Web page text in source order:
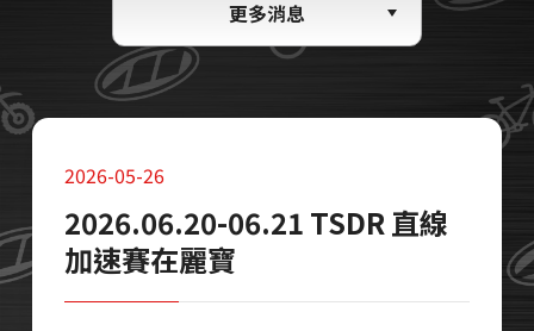
更多消息
2026-05-26
2026.06.20-06.21 TSDR 直線
加速賽在麗寶